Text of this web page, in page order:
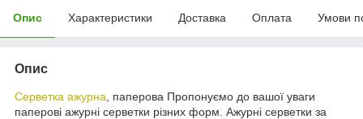
Опис Характеристики Доставка Оплата Умови
Опис
Серветка ажурна , паперова Пропонуємо до вашої уваги
паперові ажурні серветки різних форм. Ажурні серветки за